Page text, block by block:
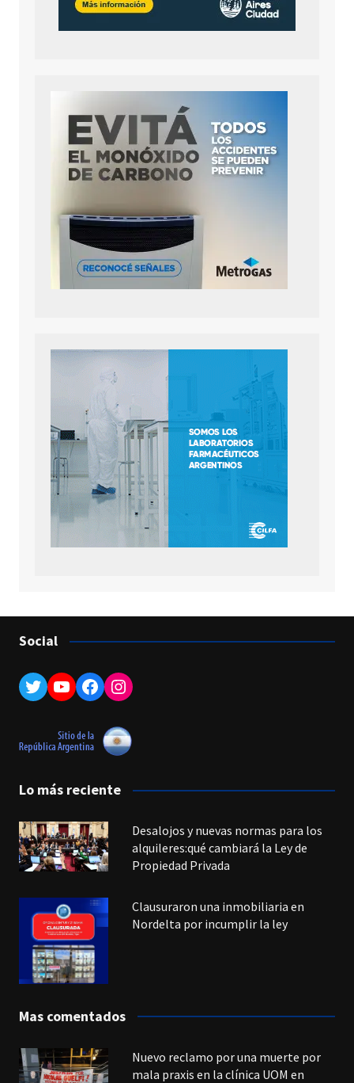
Social
Twitter
YouTube
Facebook
Instagram
Lo más reciente
Desalojos y nuevas normas para los
alquileres:qué cambiará la Ley de
Propiedad Privada
Clausuraron una inmobiliaria en
Nordelta por incumplir la ley
Mas comentados
Nuevo reclamo por una muerte por
mala praxis en la clínica UOM en